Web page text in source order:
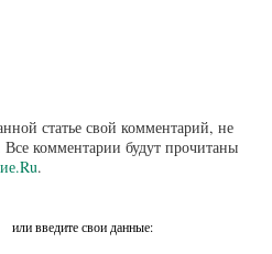
статье свой комментарий, не
комментарии будут прочитаны
.
или введите свои данные: